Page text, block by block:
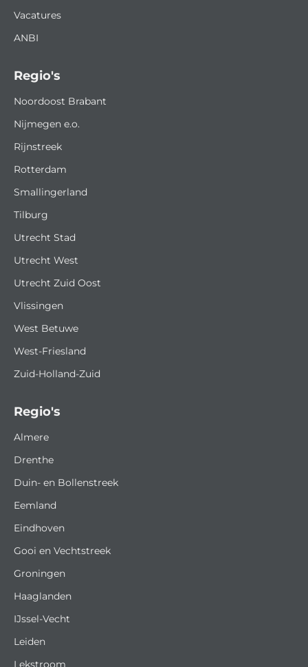
Regio's
Almere
Drenthe
Duin- en Bollenstreek
Eemland
Eindhoven
Gooi en Vechtstreek
Groningen
Haaglanden
IJssel-Vecht
Leiden
Lekstroom
Regio's
Noordoost Brabant
Nijmegen e.o.
Rijnstreek
Rotterdam
Smallingerland
Tilburg
Utrecht Stad
Utrecht West
Utrecht Zuid Oost
Vlissingen
West Betuwe
West-Friesland
Zuid-Holland-Zuid
Vacatures
ANBI